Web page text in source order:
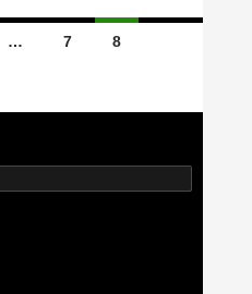
… 7 8